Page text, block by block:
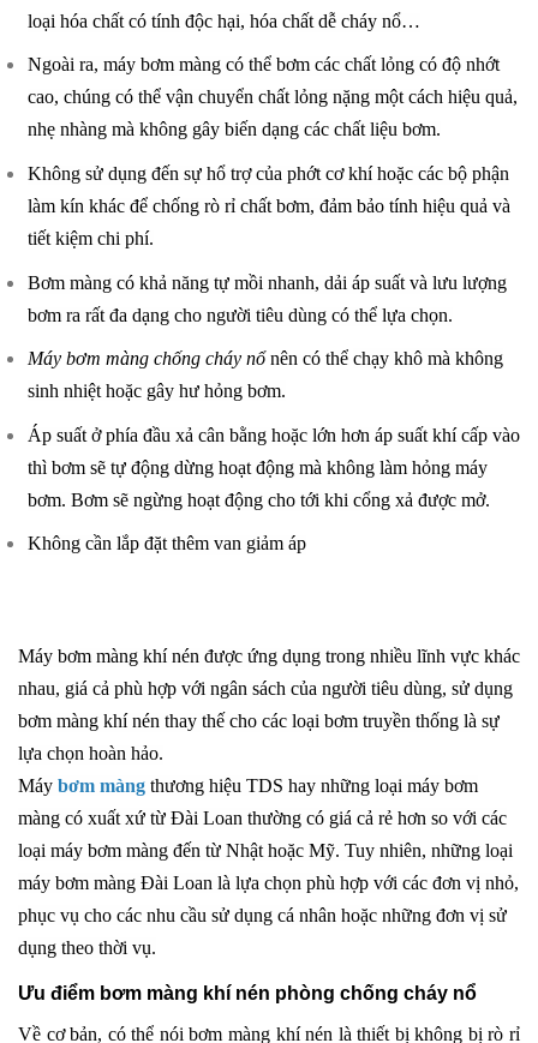
loại hóa chất có tính độc hại, hóa chất dễ cháy nổ…
Ngoài ra, máy bơm màng có thể bơm các chất lỏng có độ nhớt
cao, chúng có thể vận chuyển chất lỏng nặng một cách hiệu quả,
nhẹ nhàng mà không gây biến dạng các chất liệu bơm.
Không sử dụng đến sự hổ trợ của phớt cơ khí hoặc các bộ phận
làm kín khác để chống rò rỉ chất bơm, đảm bảo tính hiệu quả và
tiết kiệm chi phí.
Bơm màng có khả năng tự mồi nhanh, dải áp suất và lưu lượng
bơm ra rất đa dạng cho người tiêu dùng có thể lựa chọn.
Máy bơm màng chống cháy nổnên có thể chạy khô mà không
sinh nhiệt hoặc gây hư hỏng bơm.
Áp suất ở phía đầu xả cân bằng hoặc lớn hơn áp suất khí cấp vào
thì bơm sẽ tự động dừng hoạt động mà không làm hỏng máy
bơm. Bơm sẽ ngừng hoạt động cho tới khi cổng xả được mở.
Không cần lắp đặt thêm van giảm áp
Máy bơm màng khí nén được ứng dụng trong nhiều lĩnh vực khác
nhau, giá cả phù hợp với ngân sách của người tiêu dùng, sử dụng
bơm màng khí nén thay thế cho các loại bơm truyền thống là sự
lựa chọn hoàn hảo.
Máy bơm màng thương hiệu TDS hay những loại máy bơm
màng có xuất xứ từ Đài Loan thường có giá cả rẻ hơn so với các
loại máy bơm màng đến từ Nhật hoặc Mỹ. Tuy nhiên, những loại
máy bơm màng Đài Loan là lựa chọn phù hợp với các đơn vị nhỏ,
phục vụ cho các nhu cầu sử dụng cá nhân hoặc những đơn vị sử
dụng theo thời vụ.
Ưu điểm bơm màng khí nén phòng chống cháy nổ
Về cơ bản, có thể nói bơm màng khí nén là thiết bị không bị rò rỉ